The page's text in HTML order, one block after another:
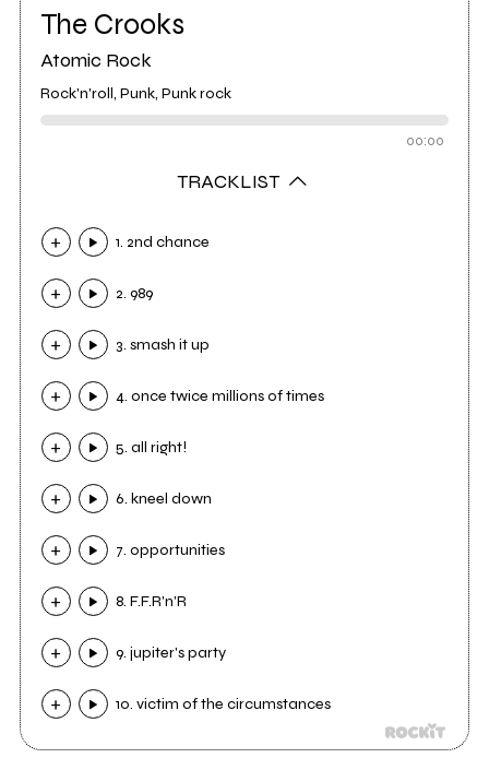
The Crooks
Atomic Rock
Rock'n'roll, Punk, Punk rock
00:00
TRACKLIST
1. 2nd chance
2. 989
3. smash it up
4. once twice millions of times
5. all right!
6. kneel down
7. opportunities
8. F.F.R'n'R
9. jupiter's party
10. victim of the circumstances